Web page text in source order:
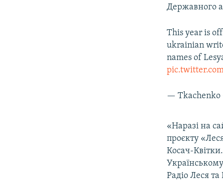
Державного
This year is
ukrainian
names of
— Tkachenko
«Наразі на
проєкту
Косач-
Радіо Леся